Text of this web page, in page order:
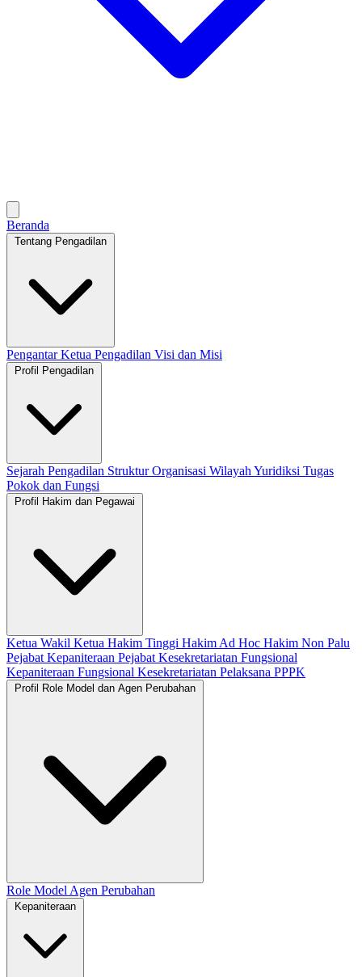
Beranda
Tentang Pengadilan
Pengantar Ketua Pengadilan Visi dan Misi
Profil Pengadilan
Sejarah Pengadilan Struktur Organisasi Wilayah Yuridiksi Tugas
Pokok dan Fungsi
Profil Hakim dan Pegawai
Ketua Wakil Ketua Hakim Tinggi Hakim Ad Hoc Hakim Non Palu
Pejabat Kepaniteraan Pejabat Kesekretariatan Fungsional
Kepaniteraan Fungsional Kesekretariatan Pelaksana PPPK
Profil Role Model dan Agen Perubahan
Role Model Agen Perubahan
Kepaniteraan